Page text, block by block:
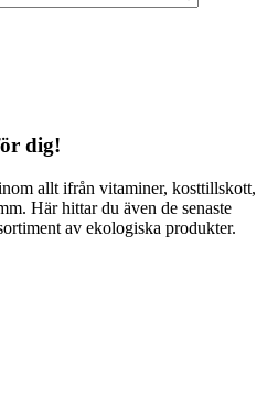
dig!
allt ifrån vitaminer, kosttillskott,
Här hittar du även de senaste
av ekologiska produkter.